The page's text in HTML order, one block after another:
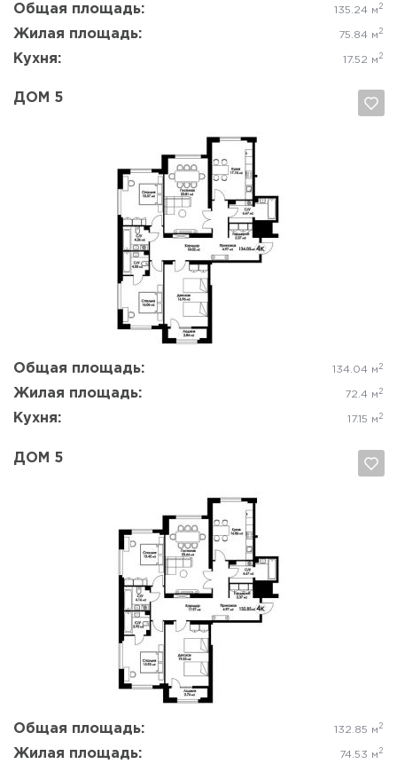
Общая площадь: 135.24 м 2
Жилая площадь: 75.84 м 2
Кухня: 17.52 м 2
ДОМ 5
Общая площадь: 134.04 м 2
Жилая площадь: 72.4 м 2
Кухня: 17.15 м 2
Да, удалить Отмена
ДОМ 5
Общая площадь: 132.85 м 2
Жилая площадь: 74.53 м 2
Да, удалить